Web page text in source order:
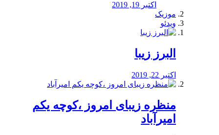
اکتبر 19, 2019
موزیک
ویدئو
البرز زیبا
اکتبر 22, 2019
منظره‌‌ زیبای امروز ،کوچه یکم
امیرآباد